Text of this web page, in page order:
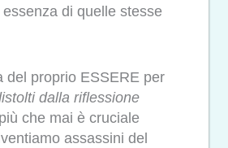
di quelle stesse
del proprio ESSERE per
dalla riflessione
che mai è cruciale
assassini del